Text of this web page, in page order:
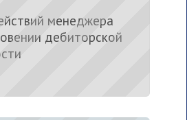
менеджера
дебиторской